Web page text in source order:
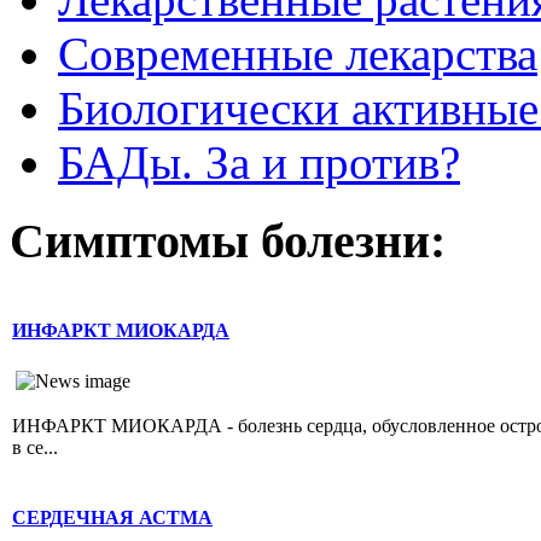
Современные лекарства
Биологически
БАДы. За и против?
Симптомы болезни:
ИНФАРКТ МИОКАРДА
ИНФАРКТ МИОКАРДА - болезнь сердца, обусловленное острой
в се...
СЕРДЕЧНАЯ АСТМА